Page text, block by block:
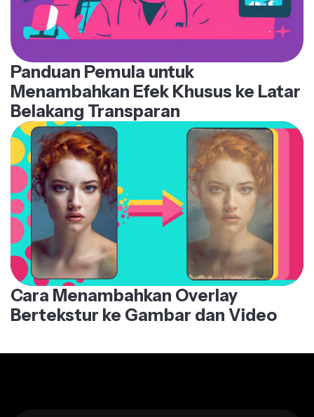
Panduan Pemula untuk
Menambahkan Efek Khusus ke Latar
Belakang Transparan
Cara Menambahkan Overlay
Bertekstur ke Gambar dan Video